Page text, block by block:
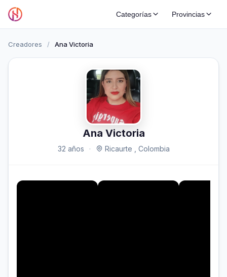
Categorías Provincias
Creadores / Ana Victoria
Ana Victoria
32 años · Ricaurte , Colombia